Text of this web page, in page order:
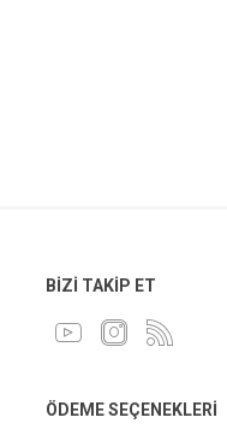
BIZI TAKIP ET
ÖDEME SEÇENEKLERI